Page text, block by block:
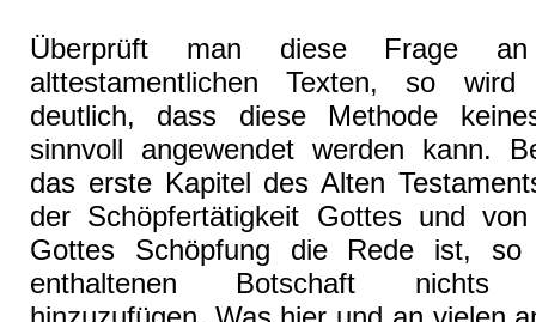
Überprüft man diese Frage an
alttestamentlichen Texten, so
deutlich, dass diese Methode
sinnvoll angewendet werden kann.
das erste Kapitel des Alten
der Schöpfertätigkeit Gottes und
Gottes Schöpfung die Rede ist,
enthaltenen Botschaft nichts